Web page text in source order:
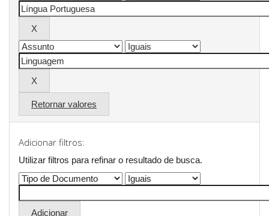
Retornar valores
Adicionar filtros:
Utilizar filtros para refinar o resultado de busca.